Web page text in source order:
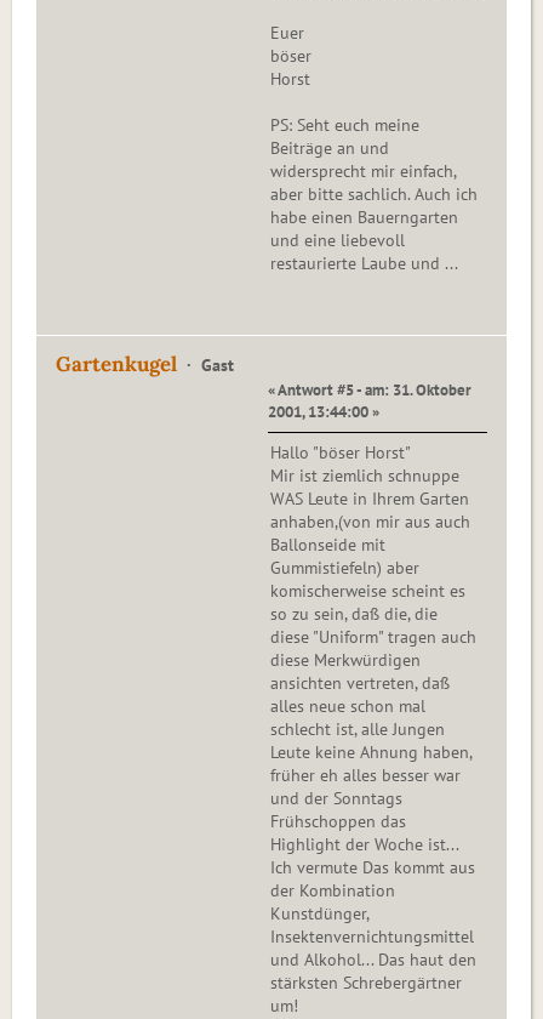
Euer
böser
Horst
PS: Seht euch meine
Beiträge an und
widersprecht mir einfach,
aber bitte sachlich. Auch ich
habe einen Bauerngarten
und eine liebevoll
restaurierte Laube und ...
Gartenkugel Gast
« Antwort #5 - am: 31. Oktober
2001, 13:44:00 »
Hallo "böser Horst"
Mir ist ziemlich schnuppe
WAS Leute in Ihrem Garten
anhaben,(von mir aus auch
Ballonseide mit
Gummistiefeln) aber
komischerweise scheint es
so zu sein, daß die, die
diese "Uniform" tragen auch
diese Merkwürdigen
ansichten vertreten, daß
alles neue schon mal
schlecht ist, alle Jungen
Leute keine Ahnung haben,
früher eh alles besser war
und der Sonntags
Frühschoppen das
Highlight der Woche ist...
Ich vermute Das kommt aus
der Kombination
Kunstdünger,
Insektenvernichtungsmittel
und Alkohol... Das haut den
stärksten Schrebergärtner
um!